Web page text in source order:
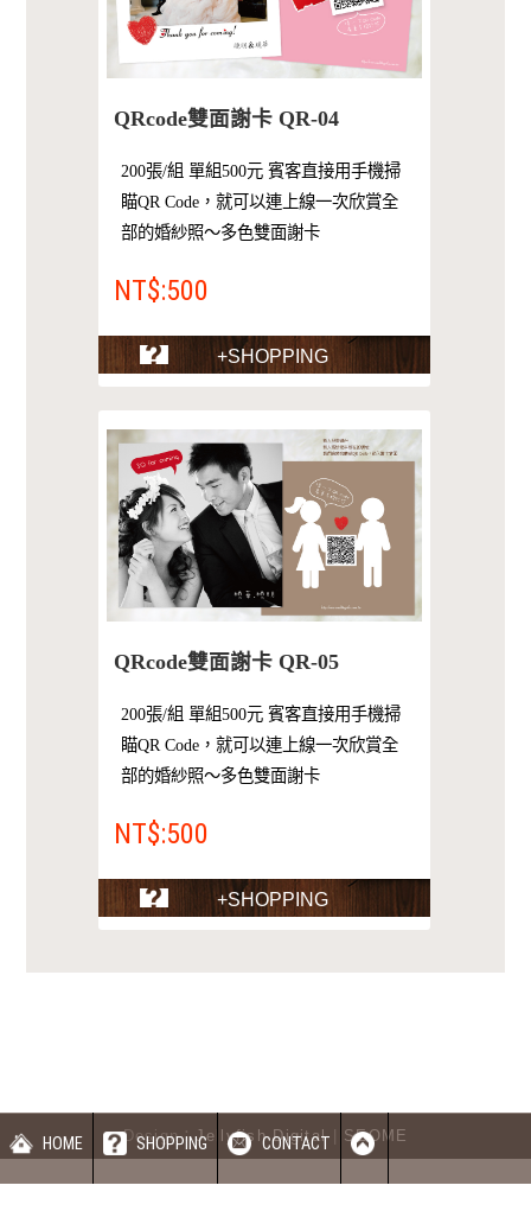
QRcode雙面謝卡 QR-04
200張/組 單組500元 賓客直接用手機掃
瞄QR Code，就可以連上線一次欣賞全
部的婚紗照～多色雙面謝卡
NT$:500
+SHOPPING
QRcode雙面謝卡 QR-05
200張/組 單組500元 賓客直接用手機掃
瞄QR Code，就可以連上線一次欣賞全
部的婚紗照～多色雙面謝卡
NT$:500
+SHOPPING
Design：Jellyfish Digital| SEOME
HOME SHOPPING CONTACT